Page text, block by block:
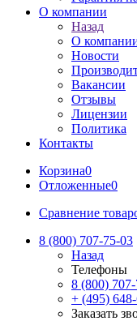
О компании
Назад
О
Новости
Вакансии
Отзывы
Лицензии
Политика
Контакты
Корзина0
Отложенные0
Сравнение
8 (800) 707-75-03
Назад
Телефоны
8 (800)
+ (495)
Заказать